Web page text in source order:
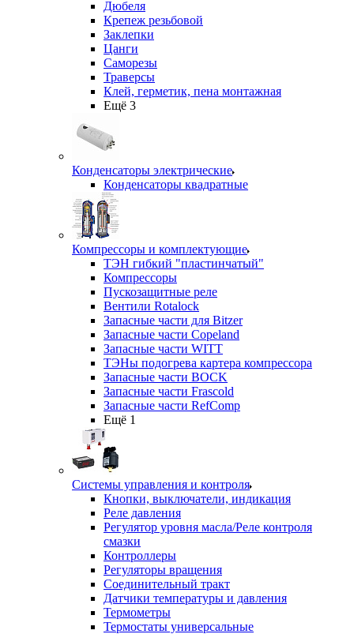
Дюбеля
Крепеж резьбовой
Заклепки
Цанги
Саморезы
Траверсы
Клей, герметик, пена монтажная
Ещё 3
Конденсаторы электрические
Конденсаторы квадратные
Компрессоры и комплектующие
ТЭН гибкий "пластинчатый"
Компрессоры
Пускозащитные реле
Вентили Rotalock
Запасные части для Bitzer
Запасные части Copeland
Запасные части WITT
ТЭНы подогрева картера компрессора
Запасные части BOCK
Запасные части Frascold
Запасные части RefComp
Ещё 1
Системы управления и контроля
Кнопки, выключатели, индикация
Реле давления
Регулятор уровня масла/Реле контроля
смазки
Контроллеры
Регуляторы вращения
Соединительный тракт
Датчики температуры и давления
Термометры
Термостаты универсальные